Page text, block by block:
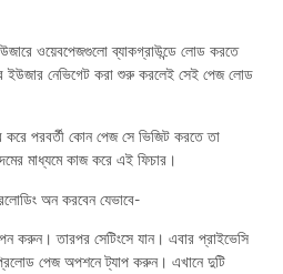
ওয়েবপেজগুলো ব্যাকগ্রাউন্ডে লোড করতে
ইউজার নেভিগেট করা শুরু করলেই সেই পেজ লোড
করে পরবর্তী কোন পেজ সে ভিজিট করতে তা
মাধ্যমে কাজ করে এই ফিচার।
অন করবেন যেভাবে-
করুন। তারপর সেটিংসে যান। এবার প্রাইভেসি
পেজ অপশনে ট্যাপ করুন। এখানে দুটি